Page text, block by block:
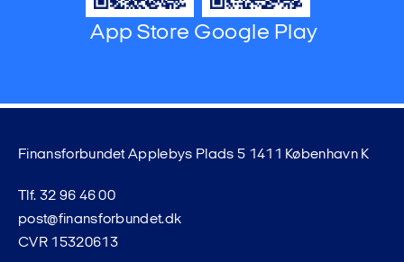
App Store Google Play
Finansforbundet Applebys Plads 5 1411 København K
Tlf. 32 96 46 00
post@finansforbundet.dk
CVR 15320613